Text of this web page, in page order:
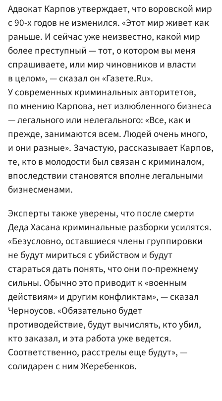
Адвокат Карпов утверждает, что воровской мир
с 90-х годов не изменился. «Этот мир живет как
раньше. И сейчас уже неизвестно, какой мир
более преступный — тот, о котором вы меня
спрашиваете, или мир чиновников и власти
в целом», — сказал он «Газете.Ru».
У современных криминальных авторитетов,
по мнению Карпова, нет излюбленного бизнеса
— легального или нелегального: «Все, как и
прежде, занимаются всем. Людей очень много,
и они разные». Зачастую, рассказывает Карпов,
те, кто в молодости был связан с криминалом,
впоследствии становятся вполне легальными
бизнесменами.
Эксперты также уверены, что после смерти
Деда Хасана криминальные разборки усилятся.
«Безусловно, оставшиеся члены группировки
не будут мириться с убийством и будут
стараться дать понять, что они по-прежнему
сильны. Обычно это приводит к «военным
действиям» и другим конфликтам», — сказал
Черноусов. «Обязательно будет
противодействие, будут вычислять, кто убил,
кто заказал, и эта работа уже ведется.
Соответственно, расстрелы еще будут», —
солидарен с ним Жеребенков.